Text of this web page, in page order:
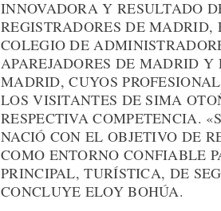
INNOVADORA Y RESULTADO
REGISTRADORES DE
COLEGIO DE
APAREJADORES DE MADRID
MADRID, CUYOS
LOS VISITANTES DE SIMA
RESPECTIVA COMPETENCIA.
NACIÓ CON EL OBJETIVO DE
COMO ENTORNO CONFIABLE
PRINCIPAL, TURÍSTICA, DE
CONCLUYE ELOY BOHÚA.